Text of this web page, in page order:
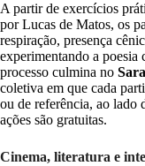
A partir de exercícios
por Lucas de Matos, os
respiração, presença
experimentando a
processo culmina no
coletiva em que cada
ou de referência, ao lado
ações são gratuitas.
Cinema, literatura e